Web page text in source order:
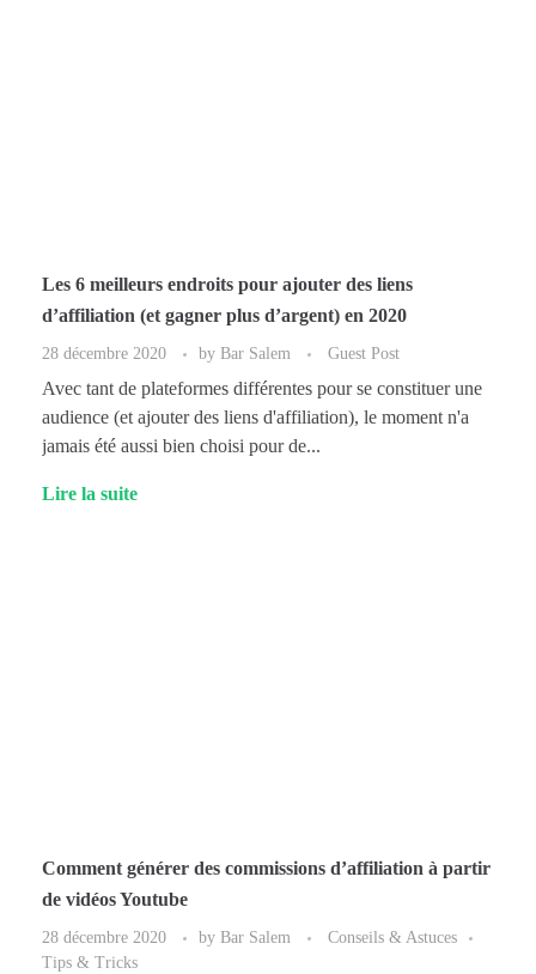
Les 6 meilleurs endroits pour ajouter des liens
d’affiliation (et gagner plus d’argent) en 2020
28 décembre 2020 by Bar Salem Guest Post
Avec tant de plateformes différentes pour se constituer une
audience (et ajouter des liens d'affiliation), le moment n'a
jamais été aussi bien choisi pour de...
Lire la suite
Comment générer des commissions d’affiliation à partir
de vidéos Youtube
28 décembre 2020 by Bar Salem
Conseils & Astuces
Tips & Tricks